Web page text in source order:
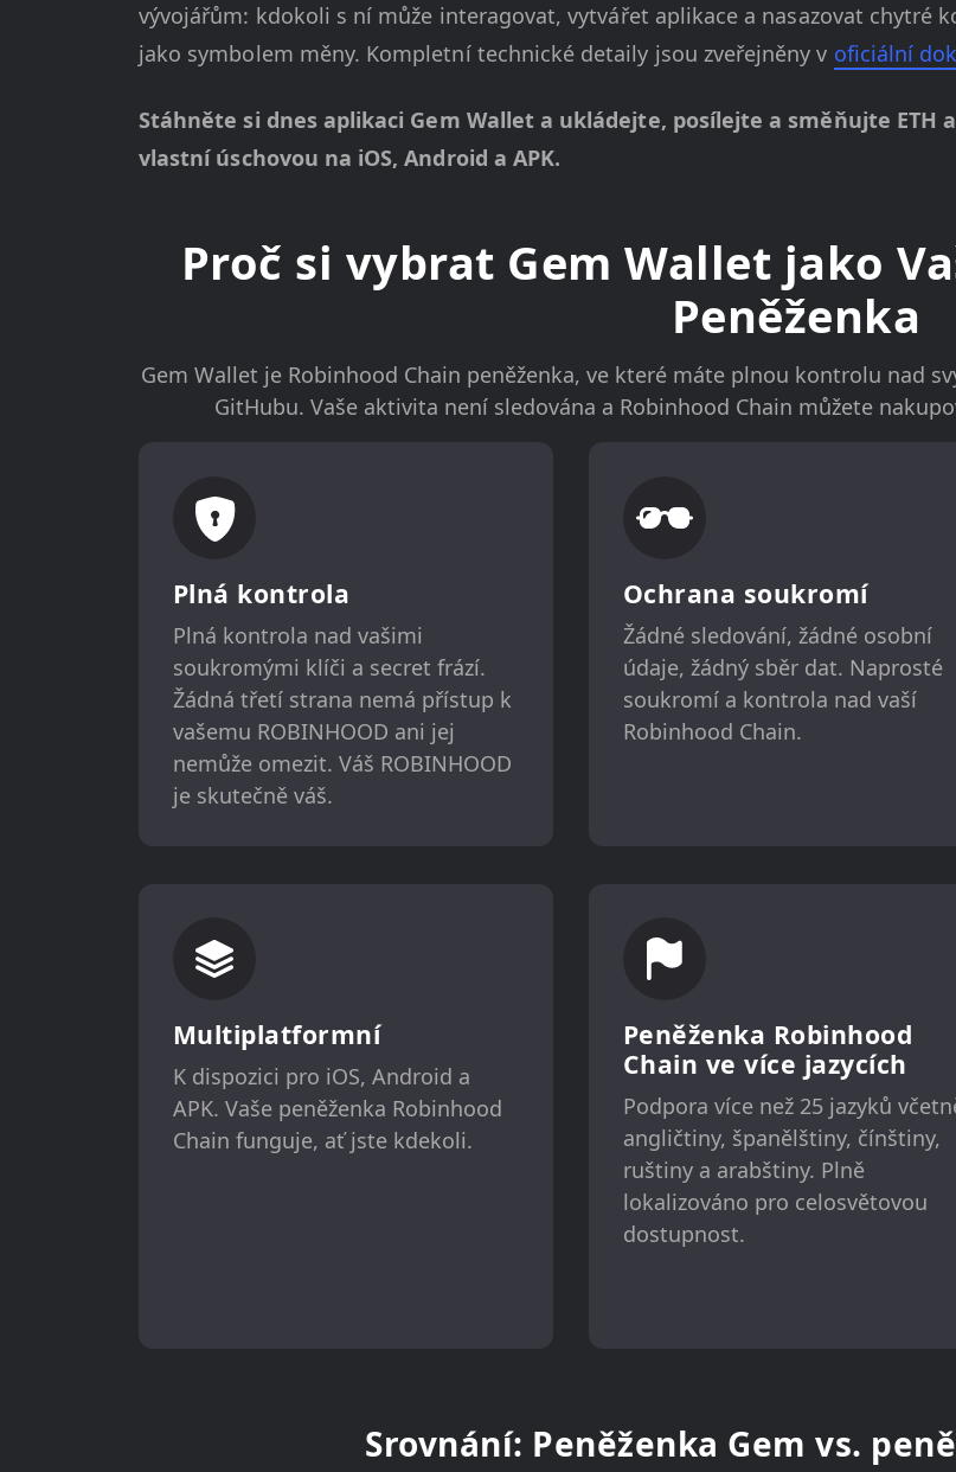
vývojářům: kdokoli s ní může interagovat, vytvářet aplikace a nasazovat chytré
jako symbolem měny. Kompletní technické detaily jsou zveřejněny v oficiální
Stáhněte si dnes aplikaci Gem Wallet a ukládejte, posílejte a směňujte ETH
vlastní úschovou na iOS, Android a APK.
Proč si vybrat Gem Wallet jako
Peněženka
Gem Wallet je Robinhood Chain peněženka, ve které máte plnou kontrolu nad
GitHubu. Vaše aktivita není sledována a Robinhood Chain můžete
Plná kontrola
Plná kontrola nad vašimi
soukromými klíči a secret frází.
Žádná třetí strana nemá přístup k
vašemu ROBINHOOD ani jej
nemůže omezit. Váš ROBINHOOD
je skutečně váš.
Ochrana soukromí
Žádné sledování, žádné osobní
údaje, žádný sběr dat. Naprosté
soukromí a kontrola nad vaší
Robinhood Chain.
Multiplatformní
K dispozici pro iOS, Android a
APK. Vaše peněženka Robinhood
Chain funguje, ať jste kdekoli.
Peněženka Robinhood
Chain ve více jazycích
Podpora více než 25 jazyků
angličtiny, španělštiny, čínštiny,
ruštiny a arabštiny. Plně
lokalizováno pro celosvětovou
dostupnost.
Srovnání: Peněženka Gem vs.